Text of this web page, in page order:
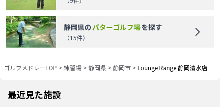
静岡県のパターゴルフ場を探す
（15件）
ゴルフメドレーTOP > 練習場 > 静岡県 > 静岡市 > Lounge Range 静岡清水店
最近見た施設